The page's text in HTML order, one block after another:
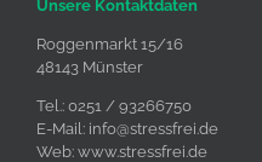
Unsere Kontaktdaten
Roggenmarkt 15/16
48143 Münster
Tel.: 0251 / 93266750
E-Mail: info@stressfrei.de
Web: www.stressfrei.de